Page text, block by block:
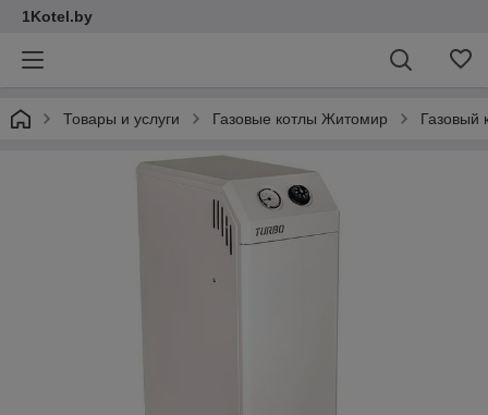
1Kotel.by
Товары и услуги Газовые котлы Житомир Газовый